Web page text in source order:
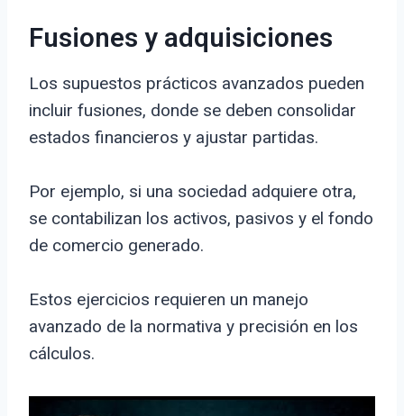
Fusiones y adquisiciones
Los supuestos prácticos avanzados pueden
incluir fusiones, donde se deben consolidar
estados financieros y ajustar partidas.
Por ejemplo, si una sociedad adquiere otra,
se contabilizan los activos, pasivos y el fondo
de comercio generado.
Estos ejercicios requieren un manejo
avanzado de la normativa y precisión en los
cálculos.